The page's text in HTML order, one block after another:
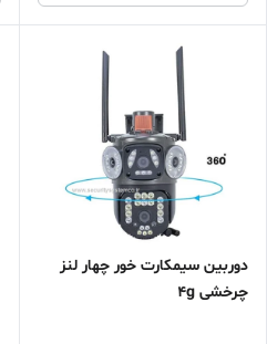
دوربین سیمکارت خور چهار لنز
چرخشی 4g